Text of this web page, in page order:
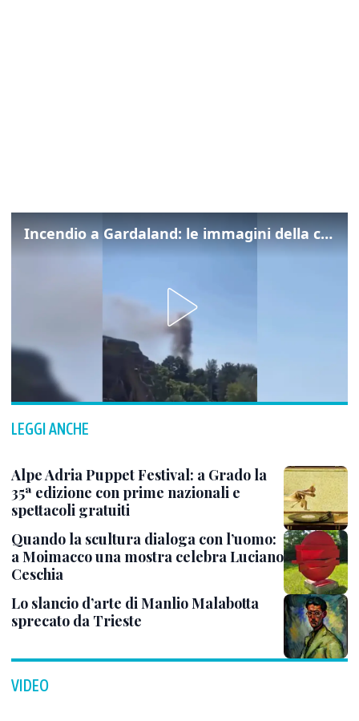
Incendio a Gardaland: le immagini della colonna di fumo
LEGGI ANCHE
Alpe Adria Puppet Festival: a Grado la
35ª edizione con prime nazionali e
spettacoli gratuiti
Quando la scultura dialoga con l’uomo:
a Moimacco una mostra celebra Luciano
Ceschia
Lo slancio d’arte di Manlio Malabotta
sprecato da Trieste
VIDEO